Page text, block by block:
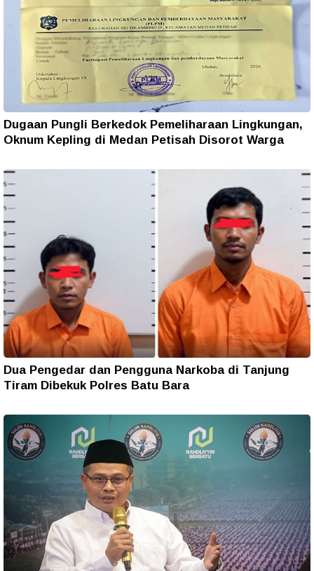
Dugaan Pungli Berkedok Pemeliharaan Lingkungan,
Oknum Kepling di Medan Petisah Disorot Warga
Dua Pengedar dan Pengguna Narkoba di Tanjung
Tiram Dibekuk Polres Batu Bara